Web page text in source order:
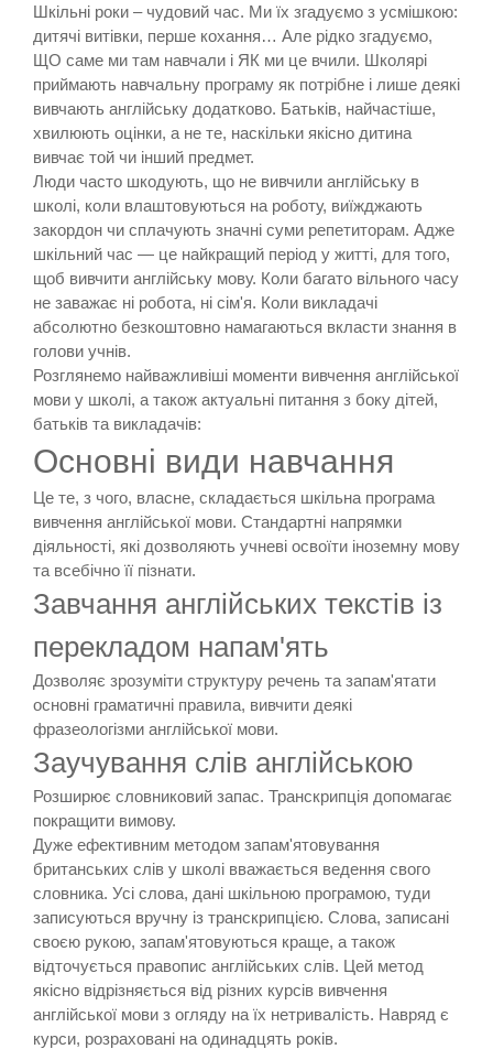
Шкільні роки – чудовий час. Ми їх згадуємо з усмішкою:
дитячі витівки, перше кохання… Але рідко згадуємо,
ЩО саме ми там навчали і ЯК ми це вчили. Школярі
приймають навчальну програму як потрібне і лише деякі
вивчають англійську додатково. Батьків, найчастіше,
хвилюють оцінки, а не те, наскільки якісно дитина
вивчає той чи інший предмет.
Люди часто шкодують, що не вивчили англійську в
школі, коли влаштовуються на роботу, виїжджають
закордон чи сплачують значні суми репетиторам. Адже
шкільний час — це найкращий період у житті, для того,
щоб вивчити англійську мову. Коли багато вільного часу
не заважає ні робота, ні сім'я. Коли викладачі
абсолютно безкоштовно намагаються вкласти знання в
голови учнів.
Розглянемо найважливіші моменти вивчення англійської
мови у школі, а також актуальні питання з боку дітей,
батьків та викладачів:
Основні види навчання
Це те, з чого, власне, складається шкільна програма
вивчення англійської мови. Стандартні напрямки
діяльності, які дозволяють учневі освоїти іноземну мову
та всебічно її пізнати.
Завчання англійських текстів із
перекладом напам'ять
Дозволяє зрозуміти структуру речень та запам'ятати
основні граматичні правила, вивчити деякі
фразеологізми англійської мови.
Заучування слів англійською
Розширює словниковий запас. Транскрипція допомагає
покращити вимову.
Дуже ефективним методом запам'ятовування
британських слів у школі вважається ведення свого
словника. Усі слова, дані шкільною програмою, туди
записуються вручну із транскрипцією. Слова, записані
своєю рукою, запам'ятовуються краще, а також
відточується правопис англійських слів. Цей метод
якісно відрізняється від різних курсів вивчення
англійської мови з огляду на їх нетривалість. Навряд є
курси, розраховані на одинадцять років.